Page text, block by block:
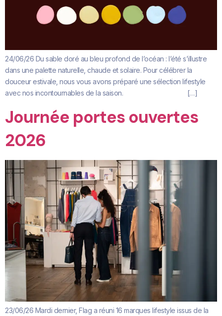
24/06/26 Du sable doré au bleu profond de l’océan : l’été s’illustre
dans une palette naturelle, chaude et solaire. Pour célébrer la
douceur estivale, nous vous avons préparé une sélection lifestyle
avec nos incontournables de la saison. […]
Journée portes ouvertes
2026
23/06/26 Mardi dernier, Flag a réuni 16 marques lifestyle issus de la